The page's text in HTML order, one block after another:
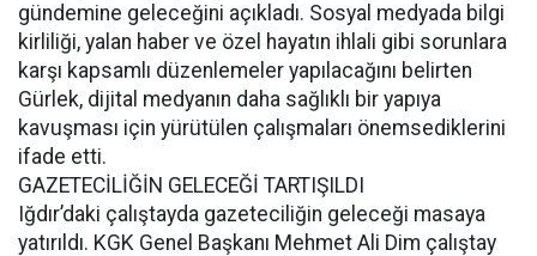
gündemine geleceğini açıkladı. Sosyal medyada bilgi
kirliliği, yalan haber ve özel hayatın ihlali gibi sorunlara
karşı kapsamlı düzenlemeler yapılacağını belirten
Gürlek, dijital medyanın daha sağlıklı bir yapıya
kavuşması için yürütülen çalışmaları önemsediklerini
ifade etti.
GAZETECİLİĞİN GELECEĞİ TARTIŞILDI
Iğdır’daki çalıştayda gazeteciliğin geleceği masaya
yatırıldı. KGK Genel Başkanı Mehmet Ali Dim çalıştay